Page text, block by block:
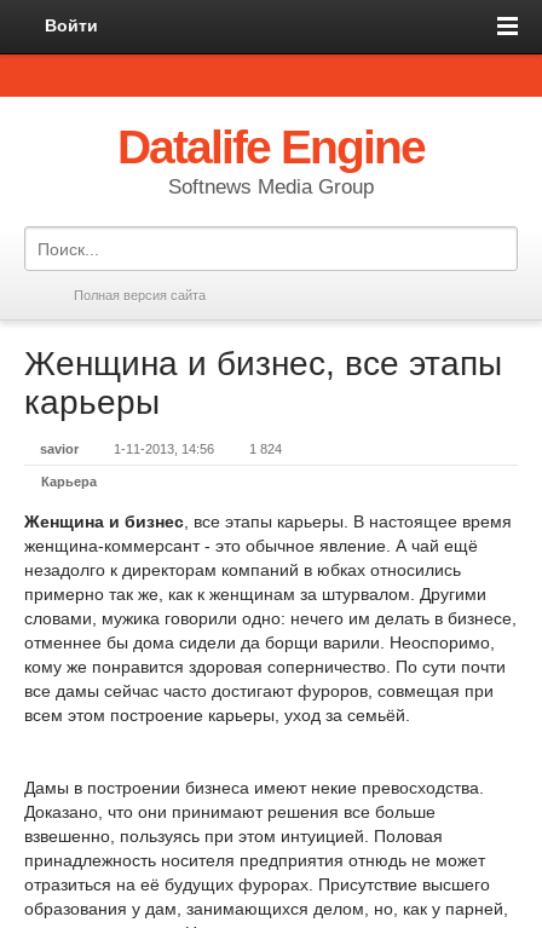
Войти
Datalife Engine
Softnews Media Group
Полная версия сайта
Женщина и бизнес, все этапы
карьеры
savior 1-11-2013, 14:56 1 824
Карьера
Женщина и бизнес , все этапы карьеры. В настоящее время
женщина-коммерсант - это обычное явление. А чай ещё
незадолго к директорам компаний в юбках относились
примерно так же, как к женщинам за штурвалом. Другими
словами, мужика говорили одно: нечего им делать в бизнесе,
отменнее бы дома сидели да борщи варили. Неоспоримо,
кому же понравится здоровая соперничество. По сути почти
все дамы сейчас часто достигают фуроров, совмещая при
всем этом построение карьеры, уход за семьёй.
Дамы в построении бизнеса имеют некие превосходства.
Доказано, что они принимают решения все больше
взвешенно, пользуясь при этом интуицией. Половая
принадлежность носителя предприятия отнюдь не может
отразиться на её будущих фурорах. Присутствие высшего
образования у дам, занимающихся делом, но, как у парней,